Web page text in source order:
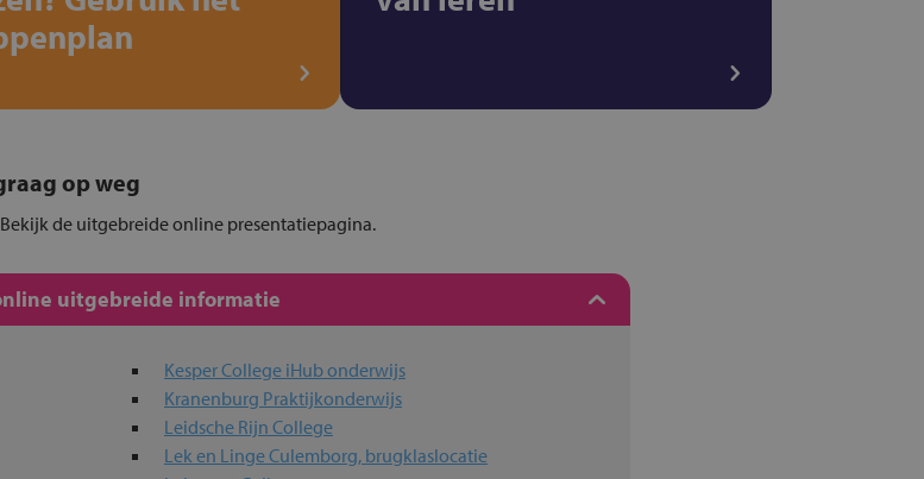
op weg
de uitgebreide online presentatiepagina.
uitgebreide informatie
Kesper College iHub onderwijs
Kranenburg Praktijkonderwijs
Leidsche Rijn College
Lek en Linge Culemborg, brugklaslocatie